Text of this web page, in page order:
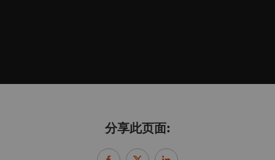
分享此页面: